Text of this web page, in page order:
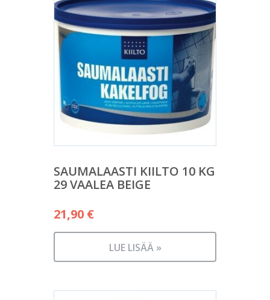
SAUMALAASTI KIILTO 10 KG
29 VAALEA BEIGE
21,90 €
LUE LISÄÄ »